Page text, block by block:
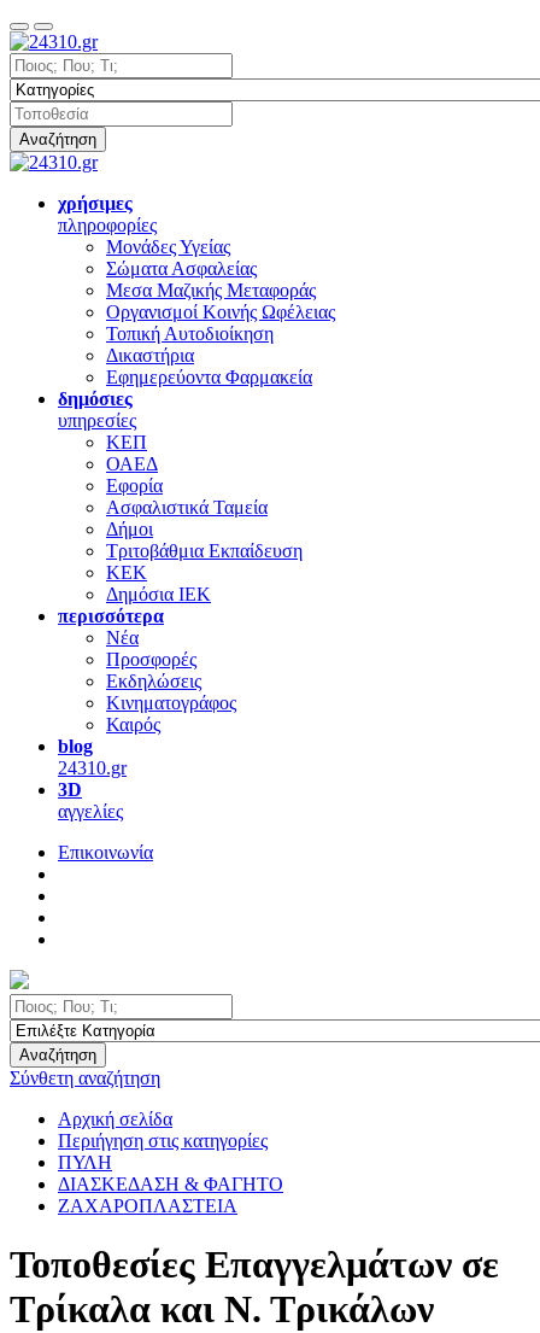
Αναζήτηση
χρήσιμες
πληροφορίες
Μονάδες Υγείας
Σώματα Ασφαλείας
Μεσα Μαζικής Μεταφοράς
Οργανισμοί Κοινής Ωφέλειας
Τοπική Αυτοδιοίκηση
Δικαστήρια
Εφημερεύοντα Φαρμακεία
δημόσιες
υπηρεσίες
ΚΕΠ
ΟΑΕΔ
Εφορία
Ασφαλιστικά Ταμεία
Δήμοι
Τριτοβάθμια Εκπαίδευση
ΚΕΚ
Δημόσια ΙΕΚ
περισσότερα
Νέα
Προσφορές
Εκδηλώσεις
Κινηματογράφος
Καιρός
blog
24310.gr
3D
αγγελίες
Επικοινωνία
Αναζήτηση
Σύνθετη αναζήτηση
Αρχική σελίδα
Περιήγηση στις κατηγορίες
ΠΥΛΗ
ΔΙΑΣΚΕΔΑΣΗ & ΦΑΓΗΤΟ
ΖΑΧΑΡΟΠΛΑΣΤΕΙΑ
Τοποθεσίες Επαγγελμάτων σε
Τρίκαλα και Ν. Τρικάλων